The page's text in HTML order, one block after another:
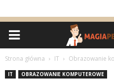
Strona główna IT Obrazowanie
IT OBRAZOWANIE KOMPUTEROWE